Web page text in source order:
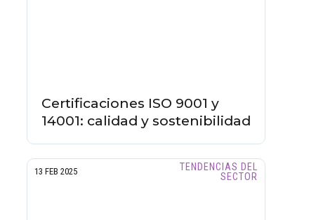
Certificaciones ISO 9001 y
14001: calidad y sostenibilidad
13 FEB 2025
TENDENCIAS DEL
SECTOR